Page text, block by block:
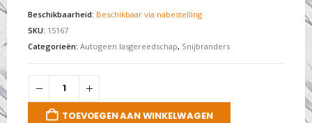
Beschikbaarheid: Beschikbaar via nabestelling
SKU: 15167
Categorieën: Autogeen lasgereedschap, Snijbranders
TOEVOEGEN AAN WINKELWAGEN